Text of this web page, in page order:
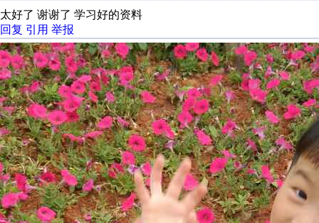
太好了 谢谢了 学习好的资料
回复 引用 举报